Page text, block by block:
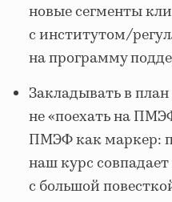
новые сегменты
с институтом/
на программу
Закладывать в
не «поехать на
ПМЭФ как маркер:
наш курс
с большой